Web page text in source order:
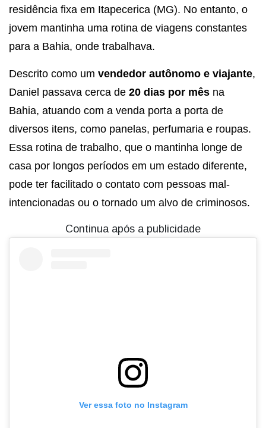
residência fixa em Itapecerica (MG). No entanto, o
jovem mantinha uma rotina de viagens constantes
para a Bahia, onde trabalhava.
Descrito como um vendedor autônomo e viajante,
Daniel passava cerca de 20 dias por mês na
Bahia, atuando com a venda porta a porta de
diversos itens, como panelas, perfumaria e roupas.
Essa rotina de trabalho, que o mantinha longe de
casa por longos períodos em um estado diferente,
pode ter facilitado o contato com pessoas mal-
intencionadas ou o tornado um alvo de criminosos.
Continua após a publicidade
Ver essa foto no Instagram